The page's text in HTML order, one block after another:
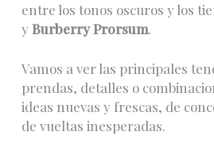
entre los tonos oscuros y los
yBurberry Prorsum.
Vamos a ver las principales
prendas, detalles o
ideas nuevas y frescas, de
de vueltas inesperadas.